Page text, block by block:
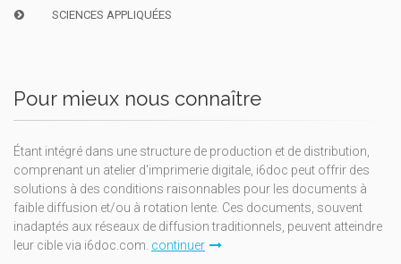
SCIENCES APPLIQUÉES
Pour mieux nous connaître
Étant intégré dans une structure de production et de distribution,
comprenant un atelier d'imprimerie digitale, i6doc peut offrir des
solutions à des conditions raisonnables pour les documents à
faible diffusion et/ou à rotation lente. Ces documents, souvent
inadaptés aux réseaux de diffusion traditionnels, peuvent atteindre
leur cible via i6doc.com. continuer